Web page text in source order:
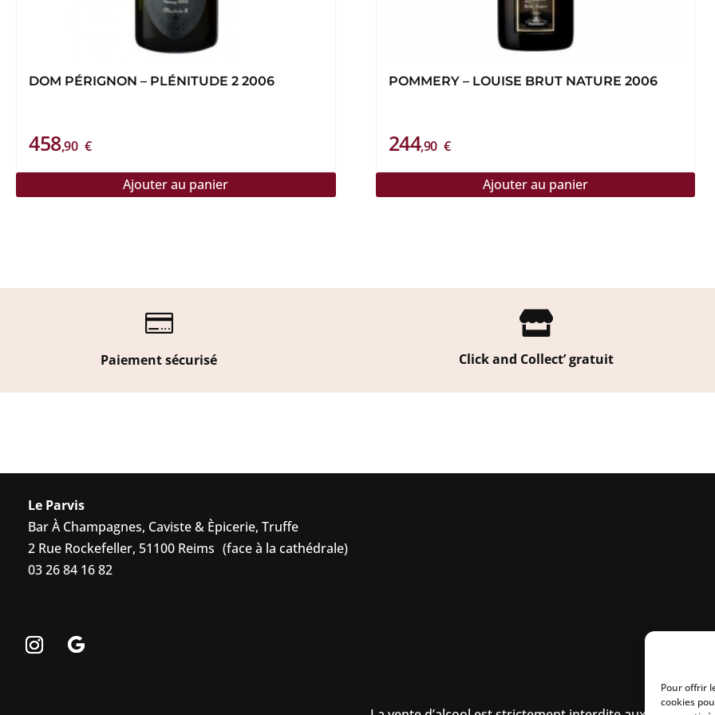
Pour offrir
cookies
DOM PÉRIGNON – PLÉNITUDE 2 2006
458,90 €
Ajouter au panier
POMMERY – LOUISE BRUT NATURE 2006
244,90 €
Ajouter au panier

Paiement sécurisé

Click and Collect’ gratuit
Le Parvis
Bar À Champagnes, Caviste & Èpicerie, Truffe
2 Rue Rockefeller, 51100 Reims (face à la cathédrale)
03 26 84 16 82